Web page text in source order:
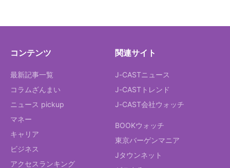
コンテンツ
最新記事一覧
コラムざんまい
ニュース pickup
マネー
キャリア
ビジネス
アクセスランキング
関連サイト
J-CASTニュース
J-CASTトレンド
J-CAST会社ウォッチ
BOOKウォッチ
東京バーゲンマニア
Jタウンネット